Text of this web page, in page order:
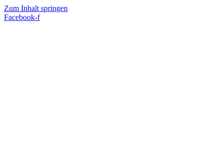
Zum Inhalt springen
Facebook-f